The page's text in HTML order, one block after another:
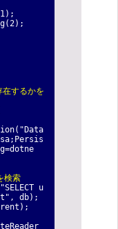
するかを
検索
u
db);